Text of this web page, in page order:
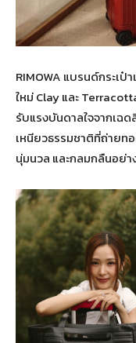
RIMOWA แบรนด์กระเ
ใหม่ Clay และ
รับแรงบันดาลใจจากเฉ
เหนียวธรรมชาติที่ถ่าย
นุ่มนวล และกลมกลืนอย่